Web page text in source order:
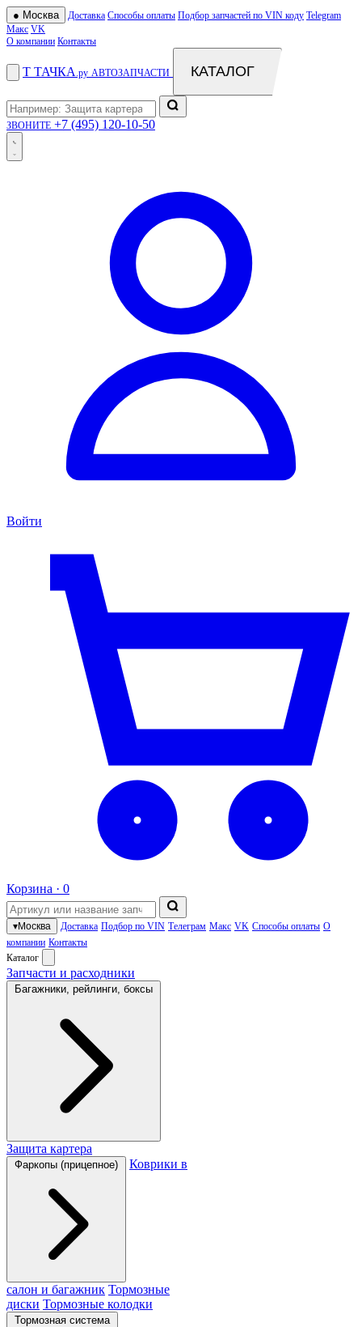
● Москва Доставка Способы оплаты Подбор запчастей по VIN коду Telegram
Макс VK
О компании Контакты
Т ТАЧКА .ру АВТОЗАПЧАСТИ КАТАЛОГ
ЗВОНИТЕ +7 (495) 120-10-50
Войти
Корзина · 0
▾Москва Доставка Подбор по VIN Телеграм Макс VK Способы оплаты О
компании Контакты
Каталог
Запчасти и расходники
Багажники, рейлинги, боксы
Защита картера
Фаркопы (прицепное) Коврики в
салон и багажник Тормозные
диски Тормозные колодки
Тормозная система